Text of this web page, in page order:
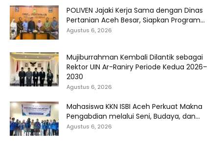
POLIVEN Jajaki Kerja Sama dengan Dinas
Pertanian Aceh Besar, Siapkan Program...
Agustus 6, 2026
Mujiburrahman Kembali Dilantik sebagai
Rektor UIN Ar-Raniry Periode Kedua 2026–
2030
Agustus 6, 2026
Mahasiswa KKN ISBI Aceh Perkuat Makna
Pengabdian melalui Seni, Budaya, dan...
Agustus 6, 2026